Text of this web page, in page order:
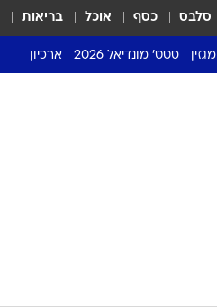
סלבס כסף אוכל בריאות
מגזין סטט' מונדיאל 2026 ארכיון